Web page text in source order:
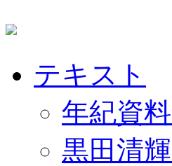
テキスト
年紀資
黒田清